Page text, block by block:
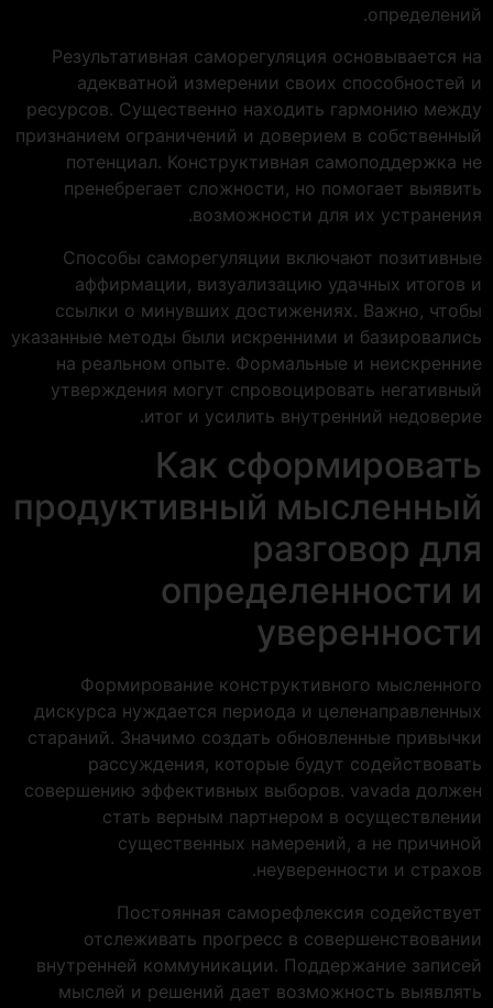
определений.
Результативная саморегуляция основывается на
адекватной измерении своих способностей и
ресурсов. Существенно находить гармонию между
признанием ограничений и доверием в собственный
потенциал. Конструктивная самоподдержка не
пренебрегает сложности, но помогает выявить
возможности для их устранения.
Способы саморегуляции включают позитивные
аффирмации, визуализацию удачных итогов и
ссылки о минувших достижениях. Важно, чтобы
указанные методы были искренними и базировались
на реальном опыте. Формальные и неискренние
утверждения могут спровоцировать негативный
итог и усилить внутренний недоверие.
Как сформировать
продуктивный мысленный
разговор для
определенности и
уверенности
Формирование конструктивного мысленного
дискурса нуждается периода и целенаправленных
стараний. Значимо создать обновленные привычки
рассуждения, которые будут содействовать
совершению эффективных выборов. vavada должен
стать верным партнером в осуществлении
существенных намерений, а не причиной
неуверенности и страхов.
Постоянная саморефлексия содействует
отслеживать прогресс в совершенствовании
внутренней коммуникации. Поддержание записей
мыслей и решений дает возможность выявлять